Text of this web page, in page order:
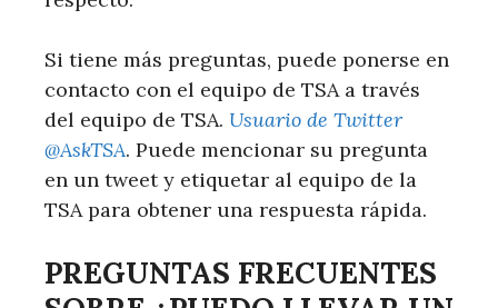
Si tiene más preguntas, puede ponerse en
contacto con el equipo de TSA a través
del equipo de TSA. Usuario de Twitter
@AskTSA. Puede mencionar su pregunta
en un tweet y etiquetar al equipo de la
TSA para obtener una respuesta rápida.
PREGUNTAS FRECUENTES